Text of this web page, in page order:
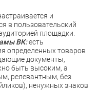
и
в пользовательский
площадки.
ВК:есть
определенных товаров
документы,
быть высоким, а
релевантным, без
ненужных знаков